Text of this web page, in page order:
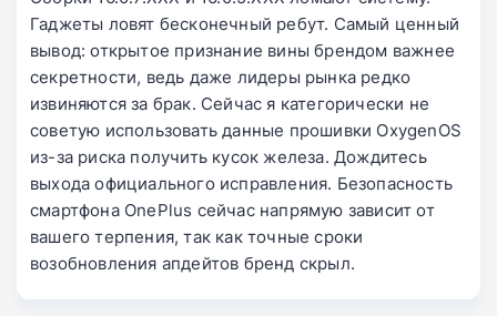
Гаджеты ловят бесконечный ребут. Самый ценный
вывод: открытое признание вины брендом важнее
секретности, ведь даже лидеры рынка редко
извиняются за брак. Сейчас я категорически не
советую использовать данные прошивки OxygenOS
из-за риска получить кусок железа. Дождитесь
выхода официального исправления. Безопасность
смартфона OnePlus сейчас напрямую зависит от
вашего терпения, так как точные сроки
возобновления апдейтов бренд скрыл.